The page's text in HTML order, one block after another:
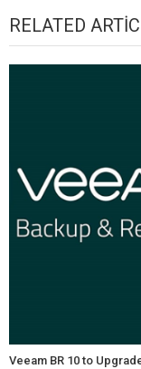
RELATED
Veeam BR 10 to